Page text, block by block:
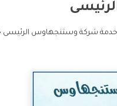
خدمة شركة وستنجهاوس